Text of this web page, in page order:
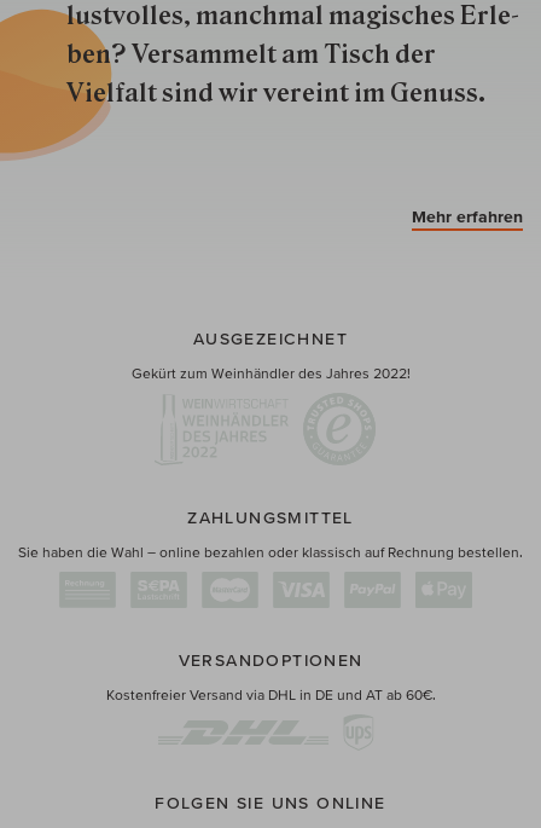
lustvolles, manchmal ma­gisch­es Er­le­
ben? Versammelt am Tisch der
Vielfalt sind wir ver­eint im Genuss.
Mehr erfahren
AUSGEZEICHNET
Gekürt zum Weinhändler des Jahres 2022!
ZAHLUNGSMITTEL
Sie haben die Wahl – online bezahlen oder klassisch auf Rechnung bestellen.
VERSANDOPTIONEN
Kostenfreier Versand via DHL in DE und AT ab 60€.
FOLGEN SIE UNS ONLINE